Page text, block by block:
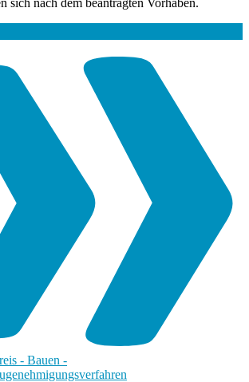
sich nach dem beantragten Vorhaben.
- Bauen -